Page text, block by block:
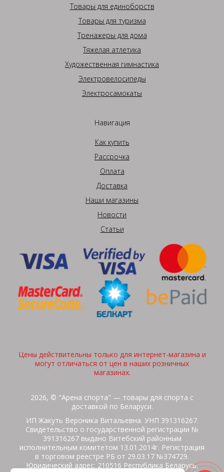
Товары для единоборств
Товары для туризма
Тренажеры для дома
Тяжелая атлетика
Художественная гимнастика
Электровелосипеды
Электросамокаты
Навигация
Как купить
Рассрочка
Оплата
Доставка
Наши магазины
Новости
Статьи
Цены действительны только для интернет-магазина и
могут отличаться от цен в наших розничных
магазинах.
2026, © "Арена спорта" — товары для спорта с
доставкой по Беларуси.
ИП Жакуть Вероника Витальевна. УНП 391316267.
Свидетельство о государственной регистрации №
391316267 выдано Витебский районным
исполнительным комитетом 13.01.2014г. Регистрация
в торговом реестре РБ от 29.03.17 №374729.
Юридический адрес: 210516 Республика Беларусь,